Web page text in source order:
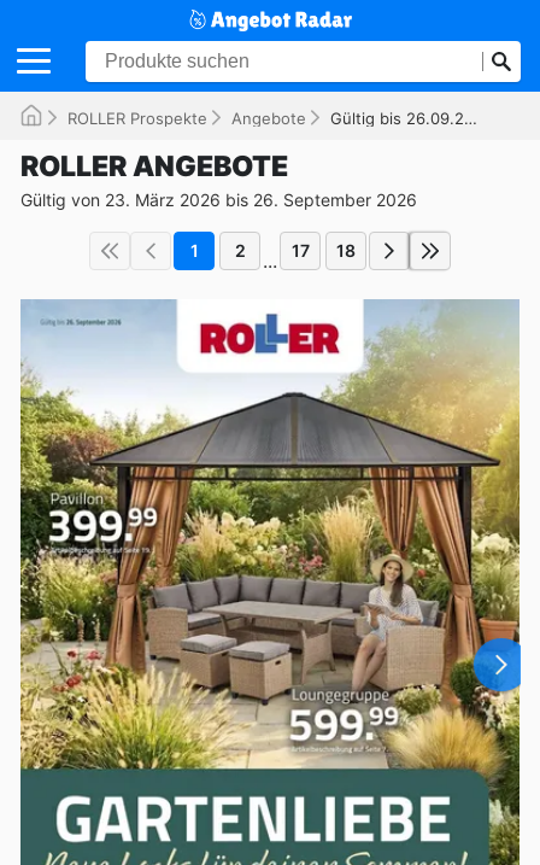
ROLLER Prospekte Angebote Gültig bis 26.09.2026
ROLLER ANGEBOTE
Gültig von 23. März 2026 bis 26. September 2026
1 2 ... 17 18